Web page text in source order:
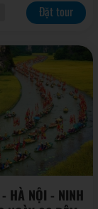
Đặt tour
HÀ NỘI - NINH